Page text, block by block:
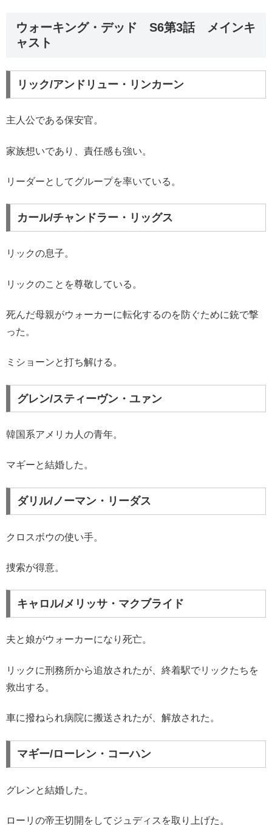
ウォーキング・デッド S6第3話 メインキ
ャスト
リック/アンドリュー・リンカーン
主人公である保安官。
家族想いであり、責任感も強い。
リーダーとしてグループを率いている。
カール/チャンドラー・リッグス
リックの息子。
リックのことを尊敬している。
死んだ母親がウォーカーに転化するのを防ぐために銃で撃
った。
ミショーンと打ち解ける。
グレン/スティーヴン・ユァン
韓国系アメリカ人の青年。
マギーと結婚した。
ダリル/ノーマン・リーダス
クロスボウの使い手。
捜索が得意。
キャロル/メリッサ・マクブライド
夫と娘がウォーカーになり死亡。
リックに刑務所から追放されたが、終着駅でリックたちを
救出する。
車に撥ねられ病院に搬送されたが、解放された。
マギー/ローレン・コーハン
グレンと結婚した。
ローリの帝王切開をしてジュディスを取り上げた。